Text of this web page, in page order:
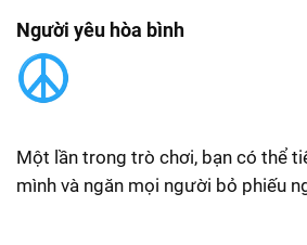
Người yêu hòa bình
Một lần trong trò chơi, bạn có thể
mình và ngăn mọi người bỏ phiếu